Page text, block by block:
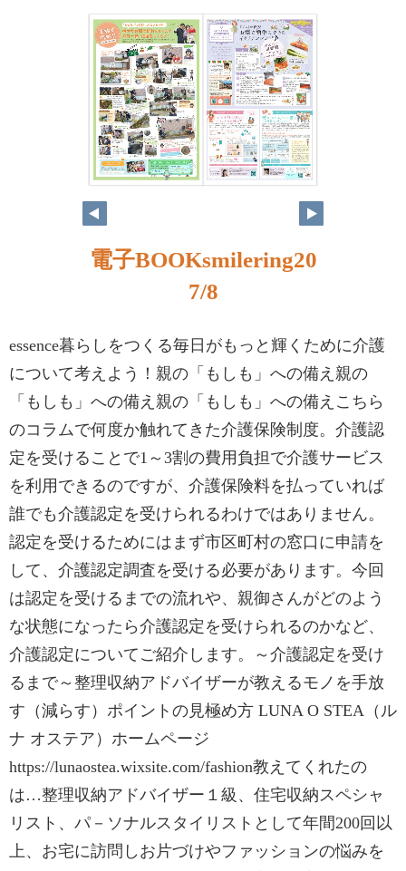
電子BOOKsmilering20
7/8
essence暮らしをつくる毎日がもっと輝くために介護
について考えよう！親の「もしも」への備え親の
「もしも」への備え親の「もしも」への備えこちら
のコラムで何度か触れてきた介護保険制度。介護認
定を受けることで1～3割の費用負担で介護サービス
を利用できるのですが、介護保険料を払っていれば
誰でも介護認定を受けられるわけではありません。
認定を受けるためにはまず市区町村の窓口に申請を
して、介護認定調査を受ける必要があります。今回
は認定を受けるまでの流れや、親御さんがどのよう
な状態になったら介護認定を受けられるのかなど、
介護認定についてご紹介します。～介護認定を受け
るまで～整理収納アドバイザーが教えるモノを手放
す（減らす）ポイントの見極め方 LUNA O STEA（ル
ナ オステア）ホームページ
https://lunaostea.wixsite.com/fashion教えてくれたの
は…整理収納アドバイザー１級、住宅収納スペシャ
リスト、パ－ソナルスタイリストとして年間200回以
上、お宅に訪問しお片づけやファッションの悩みを